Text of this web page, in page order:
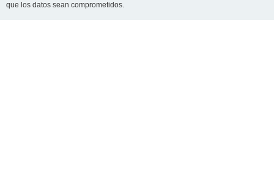
que los datos sean comprometidos.